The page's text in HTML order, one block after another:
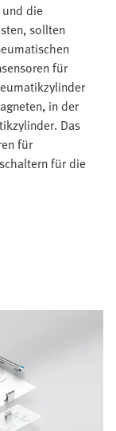
die
sollten
für
in der
Das
für
für die